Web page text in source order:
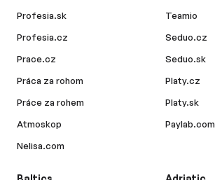
Profesia.sk
Profesia.cz
Prace.cz
Práca za rohom
Práce za rohem
Atmoskop
Nelisa.com
Teamio
Seduo.cz
Seduo.sk
Platy.cz
Platy.sk
Paylab.com